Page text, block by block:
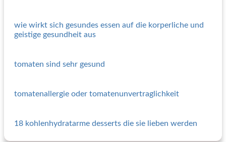
wie wirkt sich gesundes essen auf die korperliche und
geistige gesundheit aus
tomaten sind sehr gesund
tomatenallergie oder tomatenunvertraglichkeit
18 kohlenhydratarme desserts die sie lieben werden